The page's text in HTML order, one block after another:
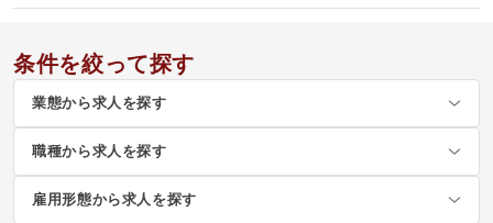
条件を絞って探す
業態から求人を探す
職種から求人を探す
雇用形態から求人を探す